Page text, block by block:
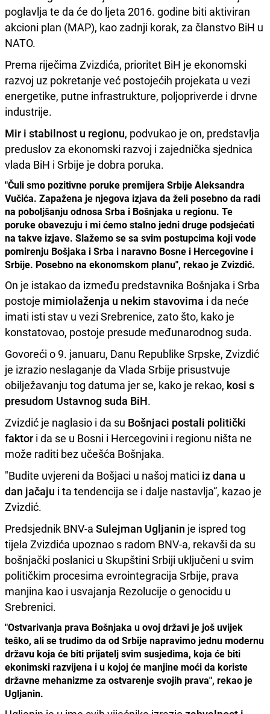
poglavlja te da će do ljeta 2016. godine biti aktiviran
akcioni plan (MAP), kao zadnji korak, za članstvo BiH u
NATO.
Prema riječima Zvizdića, prioritet BiH je ekonomski
razvoj uz pokretanje već postojećih projekata u vezi
energetike, putne infrastrukture, poljopriverde i drvne
industrije.
Mir i stabilnost u regionu, podvukao je on, predstavlja
preduslov za ekonomski razvoj i zajednička sjednica
vlada BiH i Srbije je dobra poruka.
"Čuli smo pozitivne poruke premijera Srbije Aleksandra
Vučića. Zapažena je njegova izjava da želi posebno da radi
na poboljšanju odnosa Srba i Bošnjaka u regionu. Te
poruke obavezuju i mi ćemo stalno jedni druge podsjećati
na takve izjave. Slažemo se sa svim postupcima koji vode
pomirenju Bošjaka i Srba i naravno Bosne i Hercegovine i
Srbije. Posebno na ekonomskom planu", rekao je Zvizdić.
On je istakao da između predstavnika Bošnjaka i Srba
postoje mimiolaženja u nekim stavovima i da neće
imati isti stav u vezi Srebrenice, zato što, kako je
konstatovao, postoje presude međunarodnog suda.
Govoreći o 9. januaru, Danu Republike Srpske, Zvizdić
je izrazio neslaganje da Vlada Srbije prisustvuje
obilježavanju tog datuma jer se, kako je rekao, kosi s
presudom Ustavnog suda BiH.
Zvizdić je naglasio i da su Bošnjaci postali politički
faktor i da se u Bosni i Hercegovini i regionu ništa ne
može raditi bez učešća Bošnjaka.
"Budite uvjereni da Bošjaci u našoj matici iz dana u
dan jačaju i ta tendencija se i dalje nastavlja“, kazao je
Zvizdić.
Predsjednik BNV-a Sulejman Ugljanin je ispred tog
tijela Zvizdića upoznao s radom BNV-a, rekavši da su
bošnjački poslanici u Skupštini Srbiji uključeni u svim
političkim procesima evrointegracija Srbije, prava
manjina kao i usvajanja Rezolucije o genocidu u
Srebrenici.
"Ostvarivanja prava Bošnjaka u ovoj državi je još uvijek
teško, ali se trudimo da od Srbije napravimo jednu modernu
državu koja će biti prijatelj svim susjedima, koja će biti
ekonimski razvijena i u kojoj će manjine moći da koriste
državne mehanizme za ostvarenje svojih prava", rekao je
Ugljanin.